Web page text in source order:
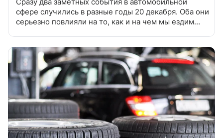
сфере случились в разные годы 20 декабря. Оба они
серьезно повлияли на то, как и на чем мы ездим